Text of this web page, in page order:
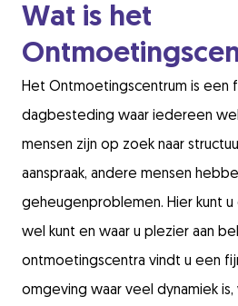
Wat is het
Het Ontmoetingscentrum is een
dagbesteding waar iedereen
mensen zijn op zoek naar
aanspraak, andere mensen
geheugenproblemen. Hier kunt
wel kunt en waar u plezier aan
ontmoetingscentra vindt u een
omgeving waar veel dynamiek